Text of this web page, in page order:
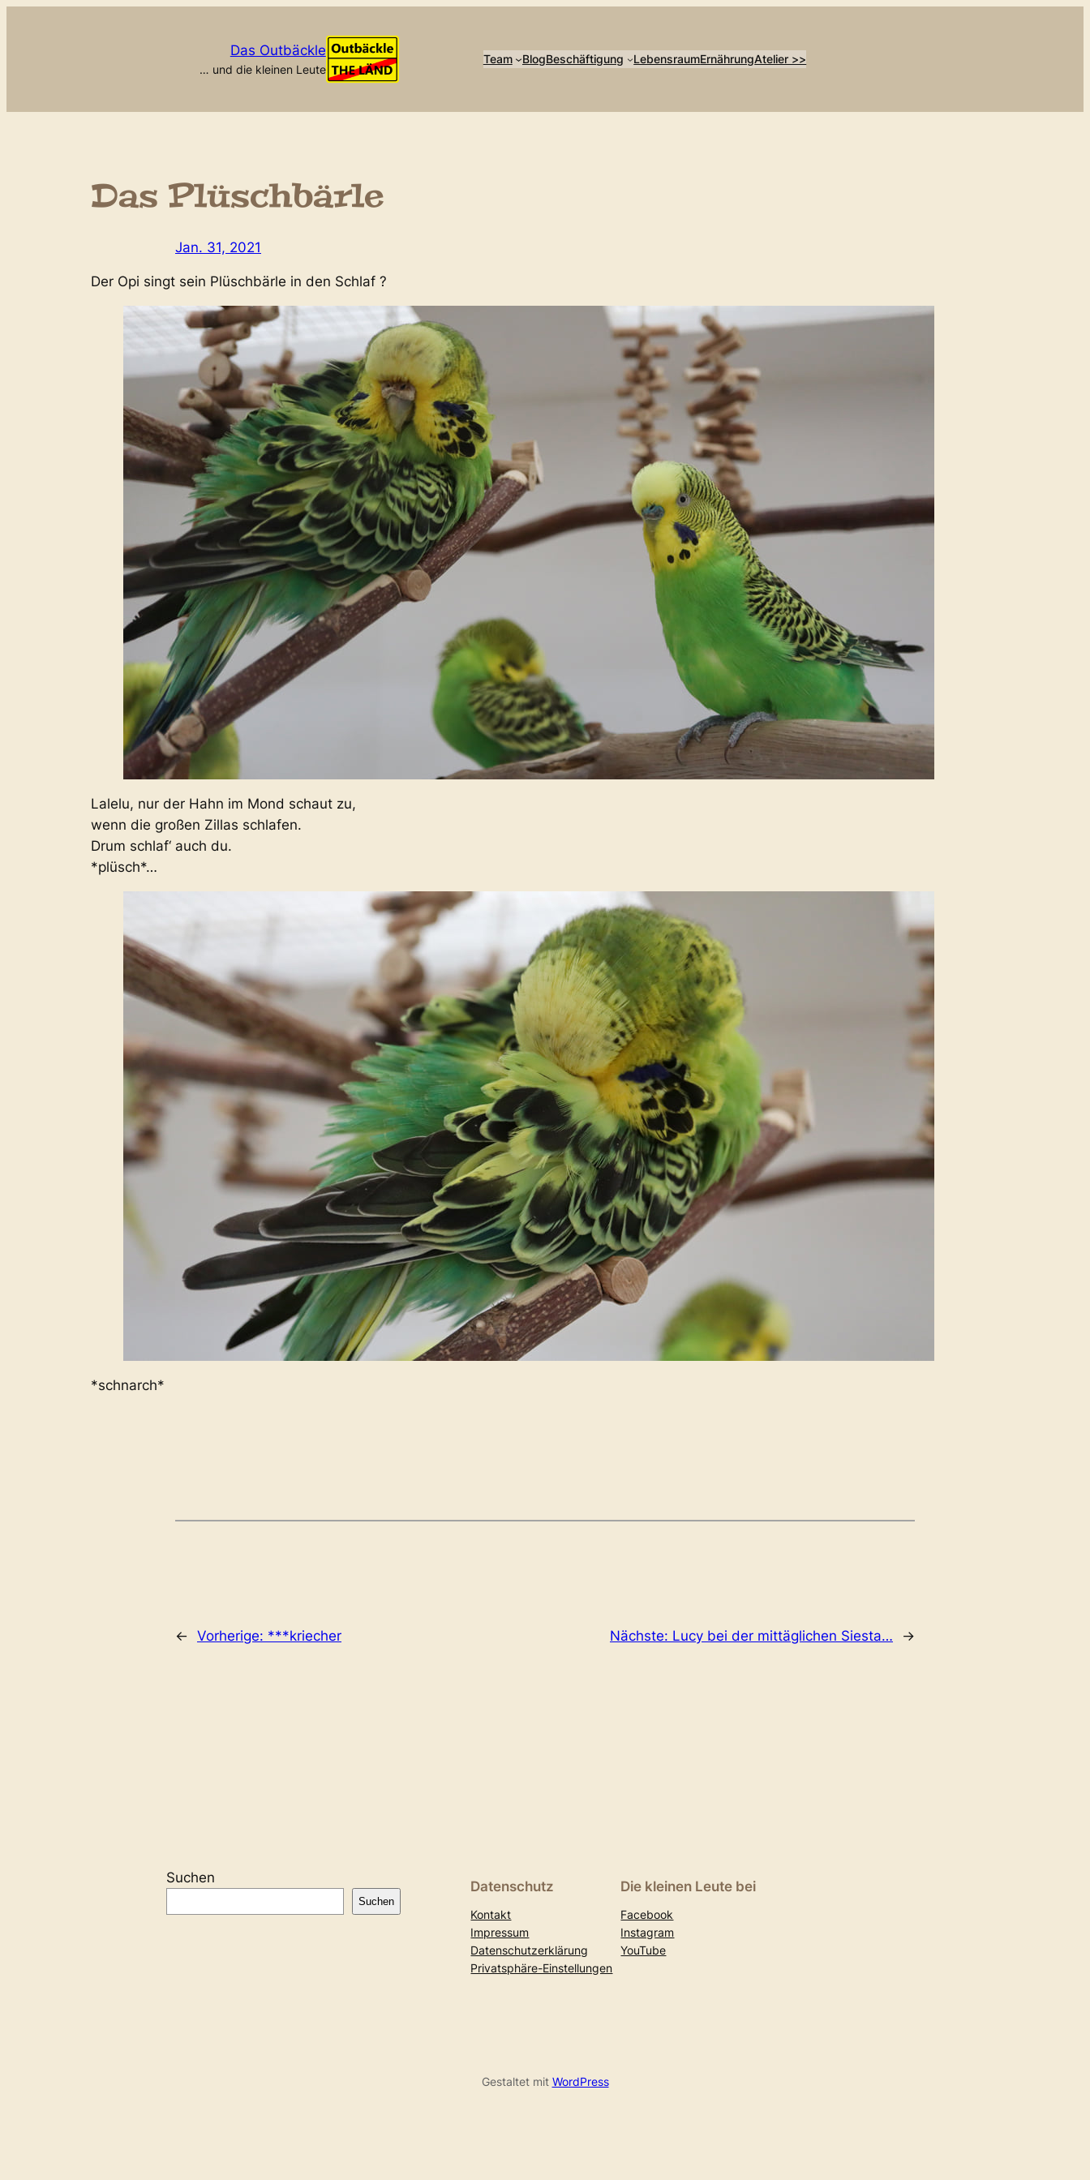
Das Outbäckle
… und die kleinen Leute
Team BlogBeschäftigung LebensraumErnährungAtelier >>
Das Plüschbärle
Jan. 31, 2021
Der Opi singt sein Plüschbärle in den Schlaf ?
Lalelu, nur der Hahn im Mond schaut zu,
wenn die großen Zillas schlafen.
Drum schlaf‘ auch du.
*plüsch*…
*schnarch*
← Vorherige: ***kriecher Nächste: Lucy bei der mittäglichen Siesta… →
Suchen
Suchen
Datenschutz
Kontakt
Impressum
Datenschutzerklärung
Privatsphäre-Einstellungen
Die kleinen Leute bei
Facebook
Instagram
YouTube
Gestaltet mit WordPress